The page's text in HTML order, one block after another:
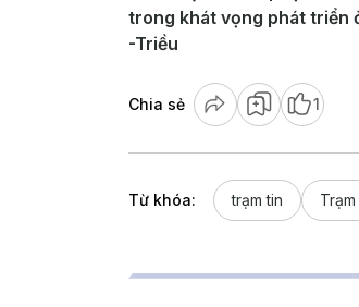
trong khát vọng phát triển
-Triều
Chia sẻ 1
Từ khóa: trạm tin